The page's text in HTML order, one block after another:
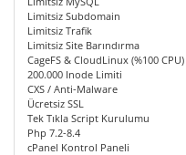
Limitsiz Subdomain
Limitsiz Trafik
Limitsiz Site Barındırma
CageFS & CloudLinux (%100 CPU)
200.000 Inode Limiti
CXS / Anti-Malware
Ücretsiz SSL
Tek Tıkla Script Kurulumu
Php 7.2-8.4
cPanel Kontrol Paneli